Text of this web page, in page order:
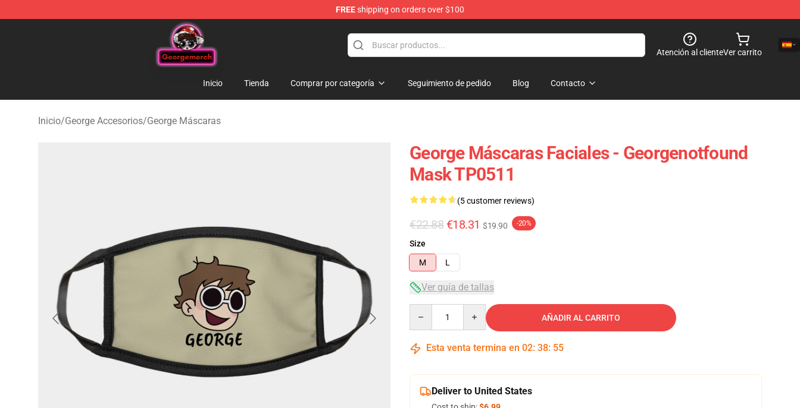
FREEshipping on orders over $100
George Store - Official George Merchandise Shop
Atención al clienteVer carrito
Inicio Tienda Comprar por categoría Seguimiento de pedido Blog Contacto
Inicio/George Accesorios/George Máscaras
George Máscaras Faciales - Georgenotfound
Mask TP0511
(5 customer reviews)
€22.88 €18.31 $19.90 -20%
Size
M
L
Ver guía de tallas
AÑADIR AL CARRITO
Esta venta termina en 02: 38: 54
Deliver to United States